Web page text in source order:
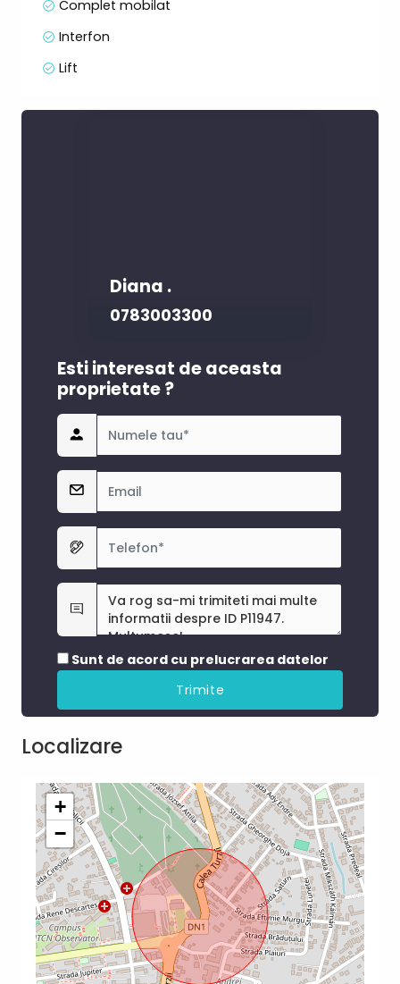
Complet mobilat
Interfon
Lift
Diana .
0783003300
Esti interesat de aceasta
proprietate ?
Sunt de acord cu prelucrarea datelor
Localizare
+
−